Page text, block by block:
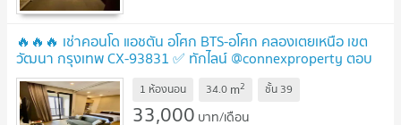
🔥🔥🔥 เช่าคอนโด แอชตัน อโศก BTS-อโศก คลองเตยเหนือ เขต
วัฒนา กรุงเทพ CX-93831 ✅ ทักไลน์ @connexproperty ตอบ
ทันที ทีมงานมืออาชีพ ✅ 🔥🔥🔥
1 ห้องนอน 34.0 m2 ชั้น 39
33,000 บาท/เดือน